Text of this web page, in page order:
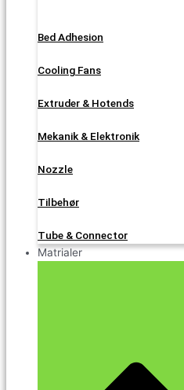
Bed Adhesion
Cooling Fans
Extruder & Hotends
Mekanik & Elektronik
Nozzle
Tilbehør
Tube & Connector
Matrialer